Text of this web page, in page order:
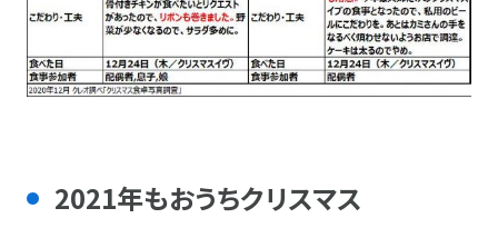
2021年もおうちクリスマス